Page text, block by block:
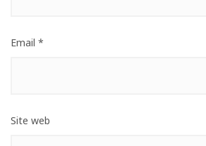
Email *
Site web